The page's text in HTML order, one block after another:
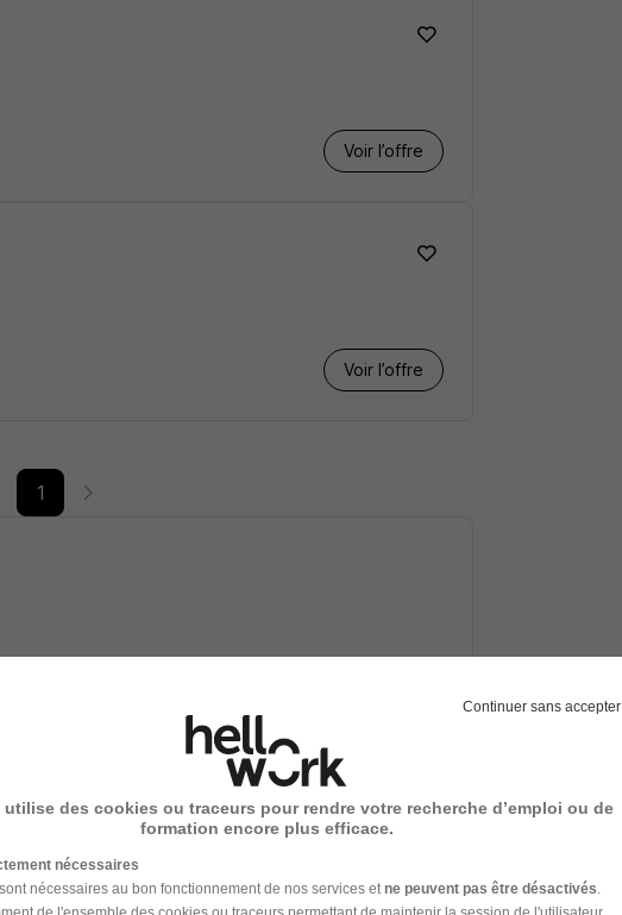
Voir l’offre
Voir l’offre
1
07/26
F
14 - 18 € / heure
07/26
Continuer sans accepter
utilise des cookies ou traceurs pour rendre votre recherche d’emploi ou de
formation encore plus efficace.
nécessaires
nécessaires au bon fonctionnement de nos services et ne peuvent pas être désactivés